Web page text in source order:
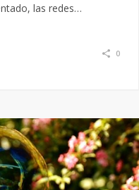
las redes…
0